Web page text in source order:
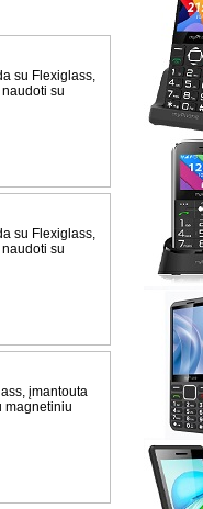
su Flexiglass,
su
su Flexiglass,
su
įmantouta
magnetiniu